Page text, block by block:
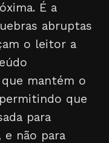
É a
abruptas
o leitor a
mantém o
que
para
não para